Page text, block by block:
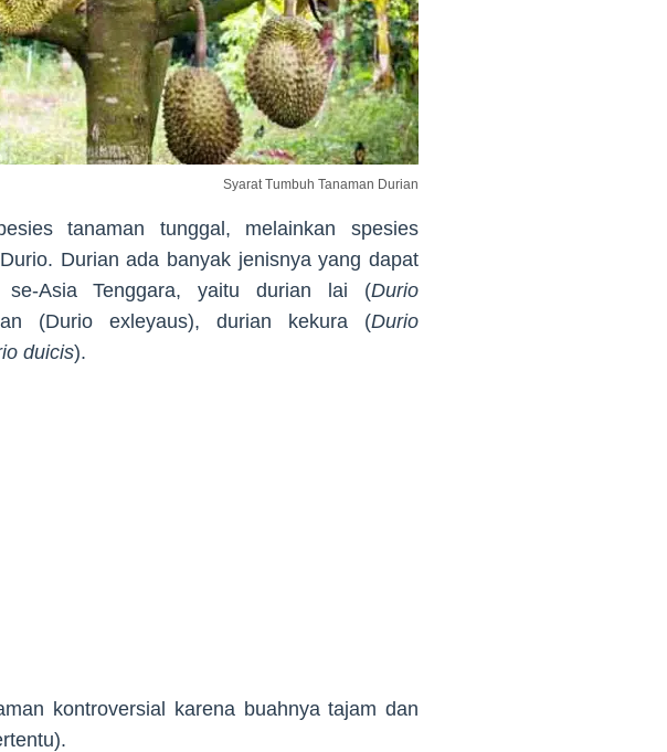
Syarat Tumbuh Tanaman Durian
tanaman tunggal, melainkan spesies
Durian ada banyak jenisnya yang dapat
Asia Tenggara, yaitu durian lai (Durio
(Durio exleyaus), durian kekura (Durio
duicis).
kontroversial karena buahnya tajam dan